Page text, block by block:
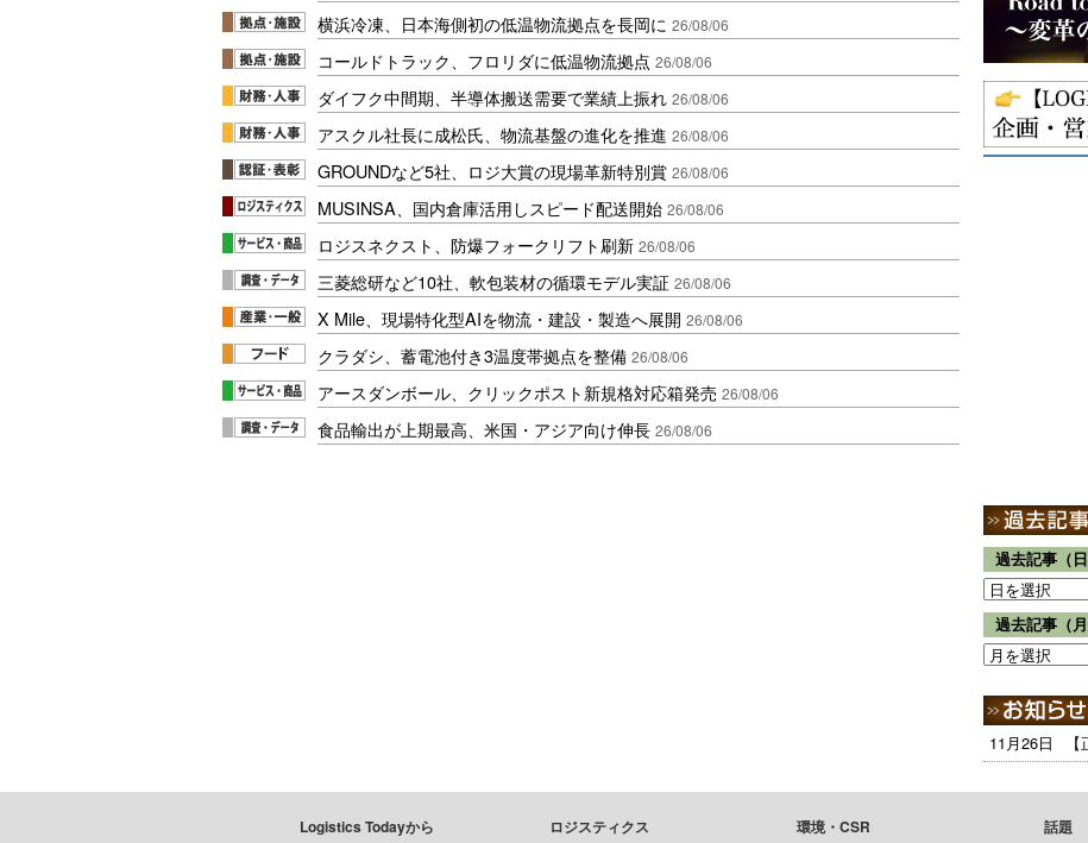
横浜冷凍、日本海側初の低温物流拠点を長岡に 26/08/06
コールドトラック、フロリダに低温物流拠点 26/08/06
ダイフク中間期、半導体搬送需要で業績上振れ 26/08/06
アスクル社長に成松氏、物流基盤の進化を推進 26/08/06
GROUNDなど5社、ロジ大賞の現場革新特別賞 26/08/06
MUSINSA、国内倉庫活用しスピード配送開始 26/08/06
ロジスネクスト、防爆フォークリフト刷新 26/08/06
三菱総研など10社、軟包装材の循環モデル実証 26/08/06
X Mile、現場特化型AIを物流・建設・製造へ展開 26/08/06
クラダシ、蓄電池付き3温度帯拠点を整備 26/08/06
アースダンボール、クリックポスト新規格対応箱発売 26/08/06
食品輸出が上期最高、米国・アジア向け伸長 26/08/06
過去記事（日
過去記事（月
11月26日
Logistics Todayから ロジスティクス 環境・CSR 話題